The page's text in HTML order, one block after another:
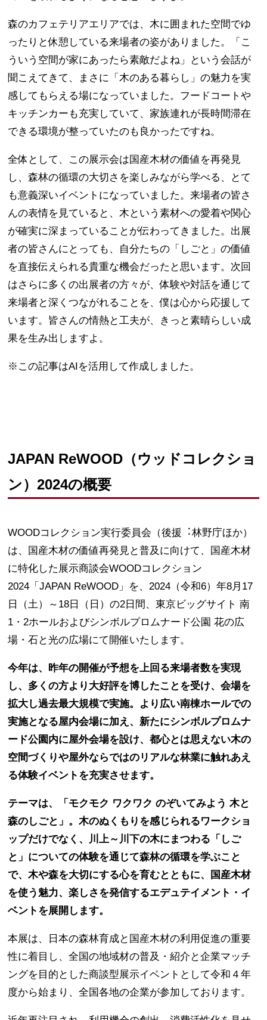
森のカフェテリアエリアでは、木に囲まれた空間でゆ
ったりと休憩している来場者の姿がありました。「こ
ういう空間が家にあったら素敵だよね」という会話が
聞こえてきて、まさに「木のある暮らし」の魅力を実
感してもらえる場になっていました。フードコートや
キッチンカーも充実していて、家族連れが長時間滞在
できる環境が整っていたのも良かったですね。
全体として、この展示会は国産木材の価値を再発見
し、森林の循環の大切さを楽しみながら学べる、とて
も意義深いイベントになっていました。来場者の皆さ
んの表情を見ていると、木という素材への愛着や関心
が確実に深まっていることが伝わってきました。出展
者の皆さんにとっても、自分たちの「しごと」の価値
を直接伝えられる貴重な機会だったと思います。次回
はさらに多くの出展者の方々が、体験や対話を通じて
来場者と深くつながれることを、僕は心から応援して
います。皆さんの情熱と工夫が、きっと素晴らしい成
果を生み出しますよ。
※この記事はAIを活用して作成しました。
JAPAN ReWOOD（ウッドコレクショ
ン）2024の概要
WOODコレクション実行委員会（後援︓林野庁ほか）
は、国産木材の価値再発見と普及に向けて、国産木材
に特化した展示商談会WOODコレクション
2024「JAPAN ReWOOD」を、2024（令和6）年8月17
日（土）～18日（日）の2日間、東京ビッグサイト 南
1・2ホールおよびシンボルプロムナード公園 花の広
場・石と光の広場にて開催いたします。
今年は、昨年の開催が予想を上回る来場者数を実現
し、多くの方より大好評を博したことを受け、会場を
拡大し過去最大規模で実施。より広い南棟ホールでの
実施となる屋内会場に加え、新たにシンボルプロムナ
ード公園内に屋外会場を設け、都心とは思えない木の
空間づくりや屋外ならではのリアルな林業に触れあえ
る体験イベントを充実させます。
テーマは、「モクモク ワクワク のぞいてみよう 木と
森のしごと」。木のぬくもりを感じられるワークショ
ップだけでなく、川上～川下の木にまつわる「しご
と」についての体験を通じて森林の循環を学ぶこと
で、木や森を大切にする心を育むとともに、国産木材
を使う魅力、楽しさを発信するエデュテイメント・イ
ベントを展開します。
本展は、日本の森林育成と国産木材の利用促進の重要
性に着目し、全国の地域材の普及・紹介と企業マッチ
ングを目的とした商談型展示イベントとして令和４年
度から始まり、全国各地の企業が参加しております。